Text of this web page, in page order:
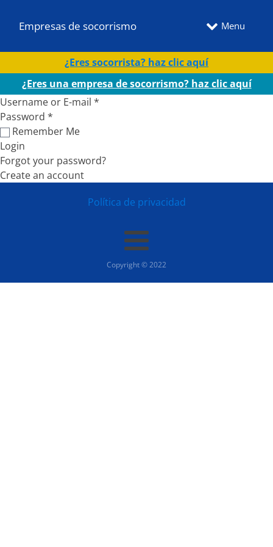
Empresas de socorrismo Menu
¿Eres socorrista? haz clic aquí
¿Eres una empresa de socorrismo? haz clic aquí
Username or E-mail *
Password *
Remember Me
Login
Forgot your password?
Create an account
Política de privacidad
Copyright © 2022